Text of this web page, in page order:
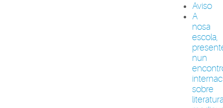
Aviso
A
nosa
escola,
nun
sobre